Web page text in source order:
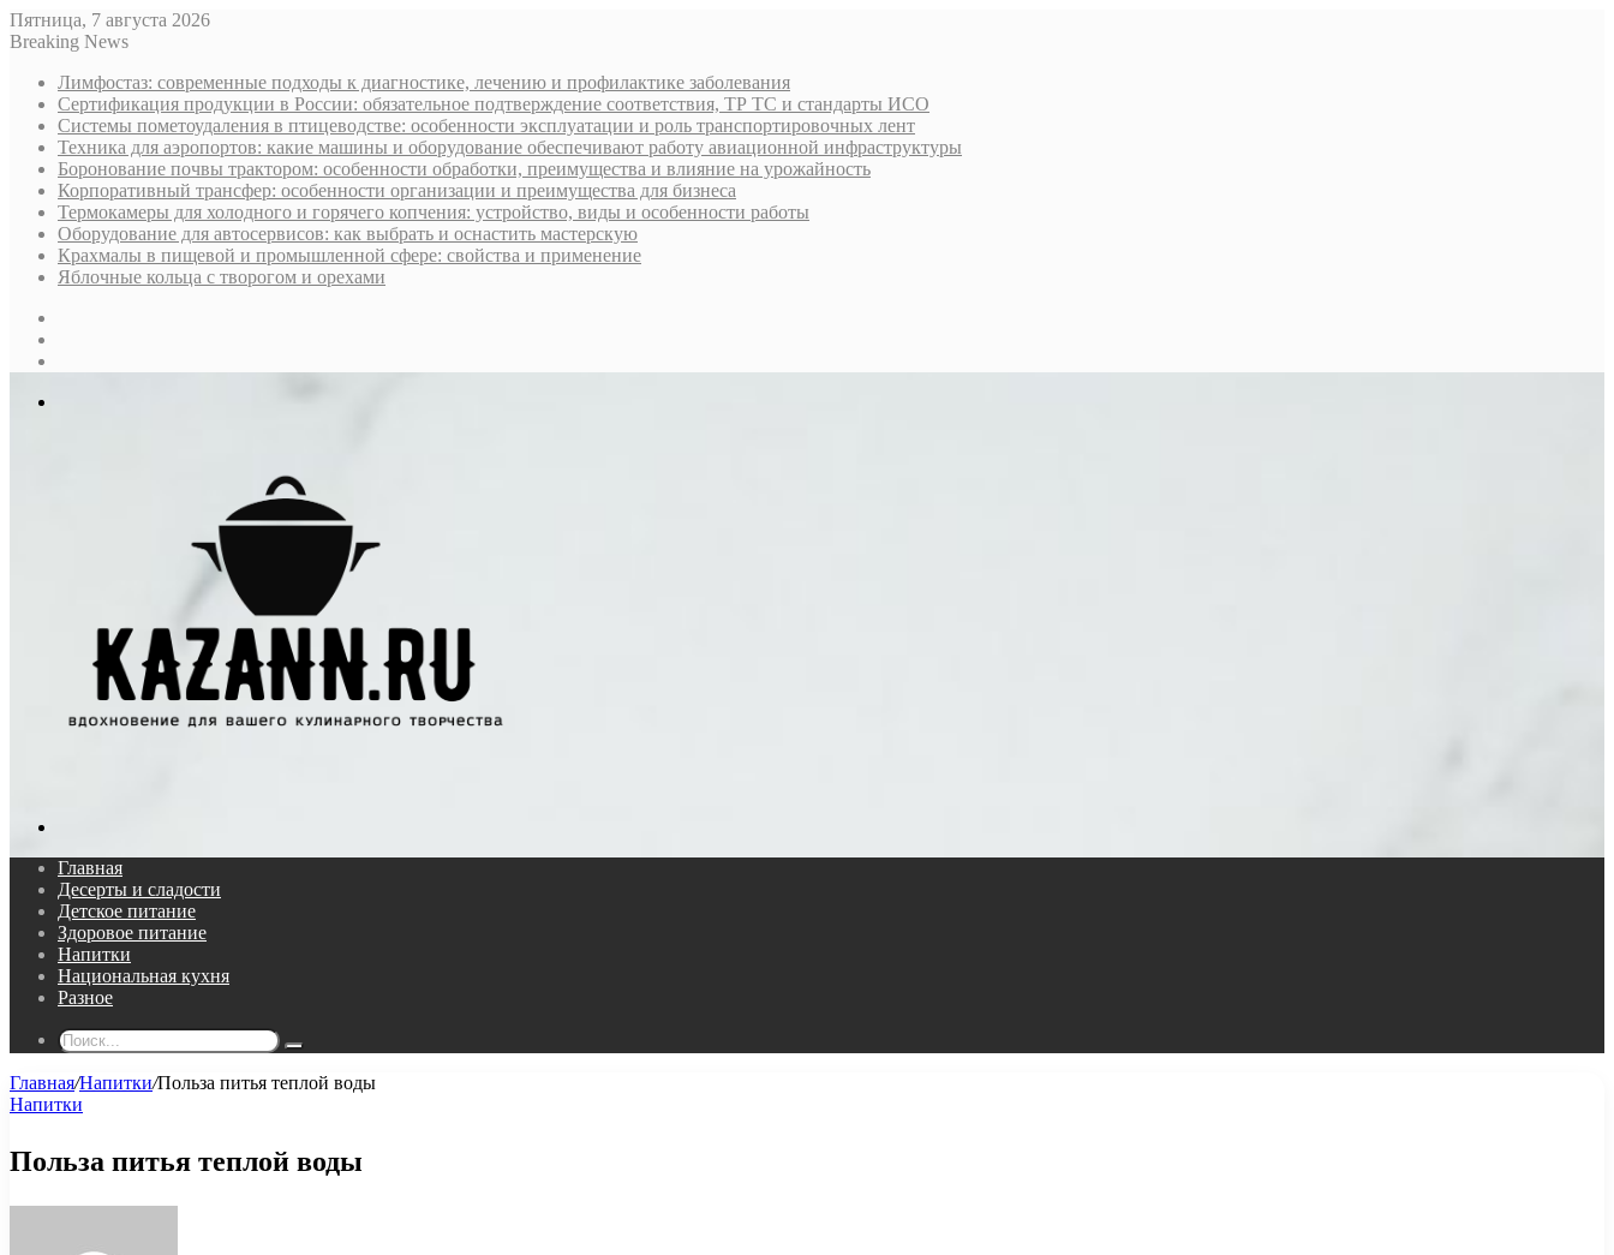
Пятница, 7 августа 2026
Breaking News
Лимфостаз: современные подходы к диагностике, лечению и профилактике заболевания
Сертификация продукции в России: обязательное подтверждение соответствия, ТР ТС и стандарты ИСО
Системы пометоудаления в птицеводстве: особенности эксплуатации и роль транспортировочных лент
Техника для аэропортов: какие машины и оборудование обеспечивают работу авиационной инфраструктуры
Боронование почвы трактором: особенности обработки, преимущества и влияние на урожайность
Корпоративный трансфер: особенности организации и преимущества для бизнеса
Термокамеры для холодного и горячего копчения: устройство, виды и особенности работы
Оборудование для автосервисов: как выбрать и оснастить мастерскую
Крахмалы в пищевой и промышленной сфере: свойства и применение
Яблочные кольца с творогом и орехами
Главная
Десерты и сладости
Детское питание
Здоровое питание
Напитки
Национальная кухня
Разное
Поиск...
Главная/Напитки/Польза питья теплой воды
Напитки
Польза питья теплой воды